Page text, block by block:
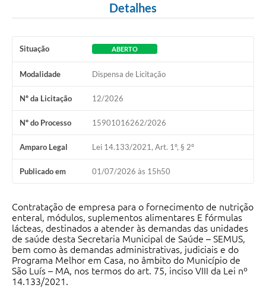
Detalhes
Situação ABERTO
Modalidade Dispensa de Licitação
Nº da Licitação 12/2026
Nº do Processo 15901016262/2026
Amparo Legal Lei 14.133/2021, Art. 1º, § 2º
Publicado em 01/07/2026 às 15h50
Contratação de empresa para o fornecimento de nutrição
enteral, módulos, suplementos alimentares E fórmulas
lácteas, destinados a atender às demandas das unidades
de saúde desta Secretaria Municipal de Saúde – SEMUS,
bem como às demandas administrativas, judiciais e do
Programa Melhor em Casa, no âmbito do Município de
São Luís – MA, nos termos do art. 75, inciso VIII da Lei nº
14.133/2021.